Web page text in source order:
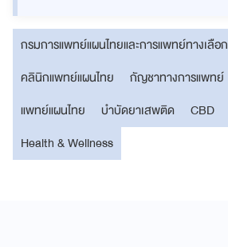
กรมการแพทย์แผนไทยและการแพทย์ทางเลือก
คลินิกแพทย์แผนไทย
กัญชาทางการแพทย์
แพทย์แผนไทย
บำบัดยาเสพติด CBD
Health & Wellness